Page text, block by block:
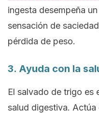
ingesta desempeña
sensación de
pérdida de peso.
3. Ayuda con la
El salvado de trigo es
salud digestiva.